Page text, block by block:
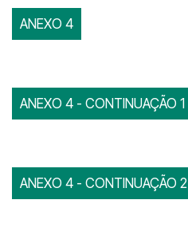
ANEXO 4
ANEXO 4 - CONTINUAÇÃO 1
ANEXO 4 - CONTINUAÇÃO 2